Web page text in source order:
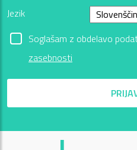
Jezik
Soglašam z obdelavo
zasebnosti